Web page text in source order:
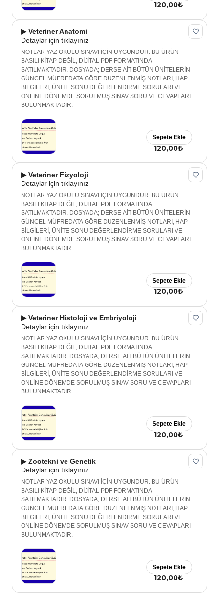
120,00₺
▶ Veteriner Anatomi
Detaylar için tıklayınız
NOTLAR YAZ OKULU SINAVI İÇİN UYGUNDUR. BU ÜRÜN
BASILI KİTAP DEĞİL, DİJİTAL PDF FORMATINDA
SATILMAKTADIR. DOSYADA; DERSE AİT BÜTÜN ÜNİTELERİN
GÜNCEL MÜFREDATA GÖRE DÜZENLENMİŞ NOTLARI, HAP
BİLGİLERİ, ÜNİTE SONU DEĞERLENDİRME SORULARI VE
ONLİNE DÖNEMDE SORULMUŞ SINAV SORU VE CEVAPLARI
BULUNMAKTADIR.
120,00₺
Sepete Ekle
▶ Veteriner Fizyoloji
Detaylar için tıklayınız
NOTLAR YAZ OKULU SINAVI İÇİN UYGUNDUR. BU ÜRÜN
BASILI KİTAP DEĞİL, DİJİTAL PDF FORMATINDA
SATILMAKTADIR. DOSYADA; DERSE AİT BÜTÜN ÜNİTELERİN
GÜNCEL MÜFREDATA GÖRE DÜZENLENMİŞ NOTLARI, HAP
BİLGİLERİ, ÜNİTE SONU DEĞERLENDİRME SORULARI VE
ONLİNE DÖNEMDE SORULMUŞ SINAV SORU VE CEVAPLARI
BULUNMAKTADIR.
120,00₺
Sepete Ekle
▶ Veteriner Histoloji ve Embriyoloji
Detaylar için tıklayınız
NOTLAR YAZ OKULU SINAVI İÇİN UYGUNDUR. BU ÜRÜN
BASILI KİTAP DEĞİL, DİJİTAL PDF FORMATINDA
SATILMAKTADIR. DOSYADA; DERSE AİT BÜTÜN ÜNİTELERİN
GÜNCEL MÜFREDATA GÖRE DÜZENLENMİŞ NOTLARI, HAP
BİLGİLERİ, ÜNİTE SONU DEĞERLENDİRME SORULARI VE
ONLİNE DÖNEMDE SORULMUŞ SINAV SORU VE CEVAPLARI
BULUNMAKTADIR.
120,00₺
Sepete Ekle
▶ Zootekni ve Genetik
Detaylar için tıklayınız
NOTLAR YAZ OKULU SINAVI İÇİN UYGUNDUR. BU ÜRÜN
BASILI KİTAP DEĞİL, DİJİTAL PDF FORMATINDA
SATILMAKTADIR. DOSYADA; DERSE AİT BÜTÜN ÜNİTELERİN
GÜNCEL MÜFREDATA GÖRE DÜZENLENMİŞ NOTLARI, HAP
BİLGİLERİ, ÜNİTE SONU DEĞERLENDİRME SORULARI VE
ONLİNE DÖNEMDE SORULMUŞ SINAV SORU VE CEVAPLARI
BULUNMAKTADIR.
120,00₺
Sepete Ekle